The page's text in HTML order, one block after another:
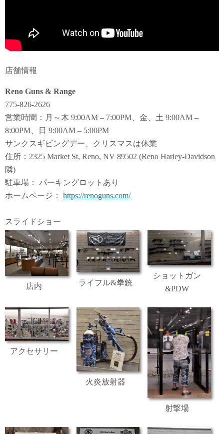
店舗情報
Reno Guns & Range
775-826-2626
営業時間：月～木 9:00AM – 7:00PM、金、土 9:00AM –
8:00PM、日 9:00AM – 5:00PM
サンクスギビングデー、クリスマスは休業
住所：2325 Market St, Reno, NV 89502 (Reno Harley-Davidson
隣)
駐車場： パーキングロットあり
ホームページ： https://renoguns.com/
スライドショー
店内 ライフル&拳銃
ショットガン
&PDW
アクセサリー
火炎放射器
射撃場